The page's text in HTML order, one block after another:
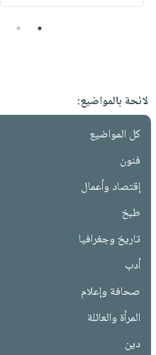
1
2
لائحة بالمواضيع:
كل المواضيع
فنون
إقتصاد وأعمال
طبخ
تاريخ وجغرافيا
أدب
صحافة وإعلام
المرأة والعائلة
دين